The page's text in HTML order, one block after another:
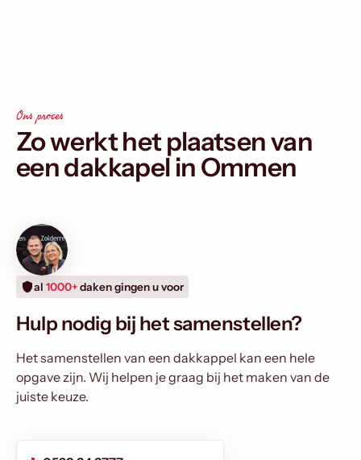
Ons proces
Zo werkt het plaatsen van
een dakkapel in Ommen
al 1000+daken gingen u voor
Hulp nodig bij het samenstellen?
Het samenstellen van een dakkappel kan een hele
opgave zijn. Wij helpen je graag bij het maken van de
juiste keuze.